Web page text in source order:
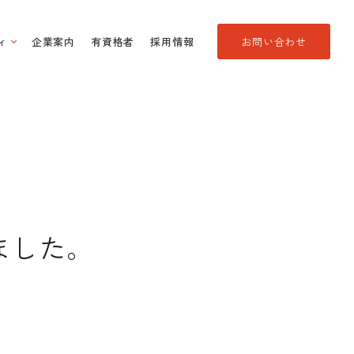
企業案内 有資格者 採用情報 お問い合わせ
た。